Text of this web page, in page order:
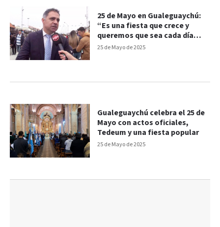
25 de Mayo de 2025
25 de Mayo en Gualeguaychú:
“Es una fiesta que crece y
queremos que sea cada día
más grande”
25 de Mayo de 2025
Gualeguaychú celebra el 25 de
Mayo con actos oficiales,
Tedeum y una fiesta popular